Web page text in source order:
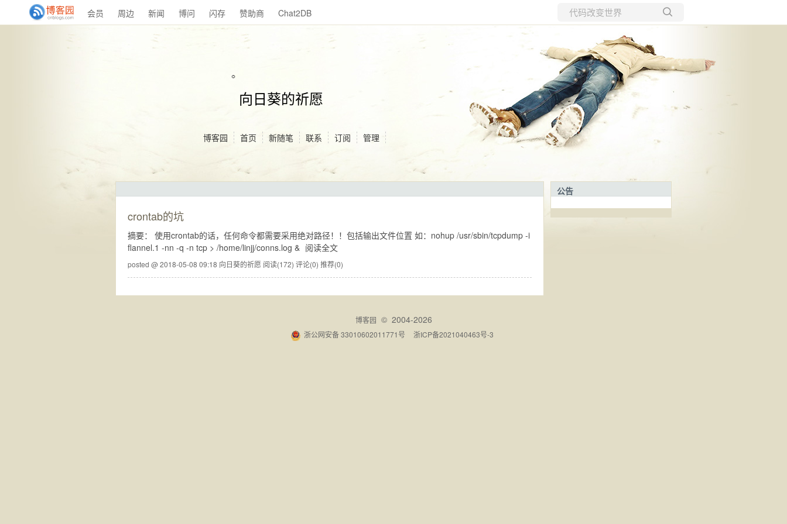
会员 周边 新闻 博问 闪存 赞助商 Chat2DB
当前博客
向日葵的祈愿
博客园 首页 新随笔 联系 订阅 管理
crontab的坑
摘要： 使用crontab的话，任何命令都需要采用绝对路径！！包括输出文件位置 如：nohup /usr/sbin/tcpdump -i
flannel.1 -nn -q -n tcp > /home/linjj/conns.log & 阅读全文
posted @ 2018-05-08 09:18 向日葵的祈愿 阅读(172) 评论(0) 推荐(0)
公告
博客园 © 2004-2026
浙公网安备 33010602011771号 浙ICP备2021040463号-3